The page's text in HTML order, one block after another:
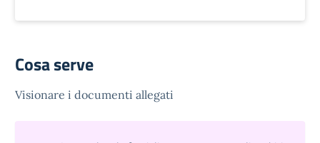
Cosa serve
Visionare i documenti allegati